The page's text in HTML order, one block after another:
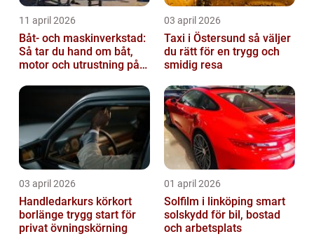
11 april 2026
Båt- och maskinverkstad:
Så tar du hand om båt,
motor och utrustning på
03 april 2026
Taxi i Östersund så väljer
du rätt för en trygg och
smidig resa
03 april 2026
Handledarkurs körkort
borlänge trygg start för
privat övningskörning
01 april 2026
Solfilm i linköping smart
solskydd för bil, bostad
och arbetsplats